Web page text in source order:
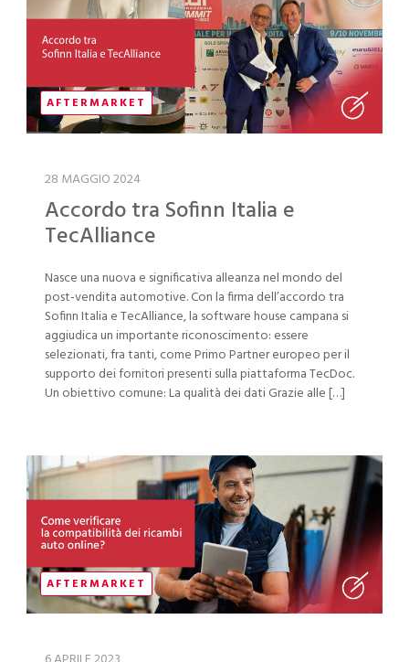
AFTERMARKET
28 MAGGIO 2024
Accordo tra Sofinn Italia e
TecAlliance
Nasce una nuova e significativa alleanza nel mondo del
post-vendita automotive. Con la firma dell’accordo tra
Sofinn Italia e TecAlliance, la software house campana si
aggiudica un importante riconoscimento: essere
selezionati, fra tanti, come Primo Partner europeo per il
supporto dei fornitori presenti sulla piattaforma TecDoc.
Un obiettivo comune: La qualità dei dati Grazie alle […]
AFTERMARKET